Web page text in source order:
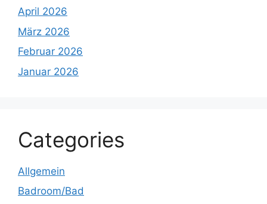
April 2026
März 2026
Februar 2026
Januar 2026
Categories
Allgemein
Badroom/Bad